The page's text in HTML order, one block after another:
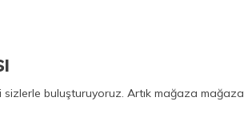
sizlerle buluşturuyoruz. Artık mağaza mağaza